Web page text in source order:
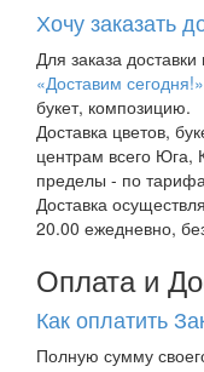
Хочу заказать
Для заказа
«Доставим сегодня!»
букет, композицию.
Доставка цветов,
центрам всего Юга,
пределы - по
Доставка
20.00 ежедневно,
Оплата и
Как оплатить
Полную сумму